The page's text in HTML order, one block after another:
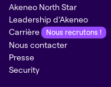
Akeneo North Star
Leadership d’Akeneo
Carrière
Nous recrutons !
Nous contacter
Presse
Security